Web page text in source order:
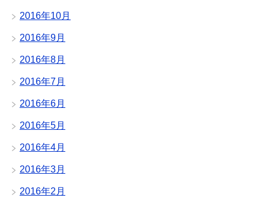
2016年10月
2016年9月
2016年8月
2016年7月
2016年6月
2016年5月
2016年4月
2016年3月
2016年2月